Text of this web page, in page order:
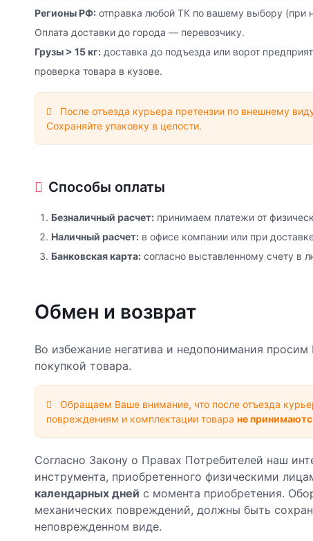
Регионы РФ:отправка любой ТК по вашему выбору (при
Оплата доставки до города — перевозчику.
Грузы > 15 кг:доставка до подъезда или ворот
проверка товара в кузове.
После отъезда курьера претензии по внешнему
Сохраняйте упаковку в целости.
Способы оплаты
Безналичный расчет:принимаем платежи от
Наличный расчет:в офисе компании или при
Банковская карта:согласно выставленному счету в
Обмен и возврат
Во избежание негатива и недопонимания
покупкой товара.
Обращаем Ваше внимание, что после отъезда
повреждениям и комплектации товара не
Согласно Закону о Правах Потребителей наш
инструмента, приобретенного физическими
календарных дней с момента приобретения.
механических повреждений, должны быть
неповрежденном виде.